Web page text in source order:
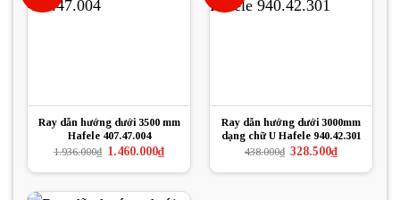
Ray dẫn hướng dưới 3500 mm
Hafele 407.47.004
1.936.000₫ Giá
là:
1.460.000₫Giá
hiện
tại
1.460.000₫.
Ray dẫn hướng dưới 3000mm
dạng chữ U Hafele 940.42.301
438.000₫ Giá
là:
328.500₫Giá
hiện
tại